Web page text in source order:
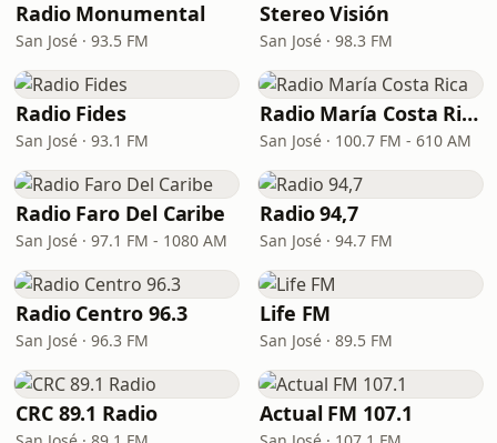
Radio Monumental
San José · 93.5 FM
Stereo Visión
San José · 98.3 FM
Radio Fides
San José · 93.1 FM
Radio María Costa Rica
San José · 100.7 FM - 610 AM
Radio Faro Del Caribe
San José · 97.1 FM - 1080 AM
Radio 94,7
San José · 94.7 FM
Radio Centro 96.3
San José · 96.3 FM
Life FM
San José · 89.5 FM
CRC 89.1 Radio Actual FM 107.1